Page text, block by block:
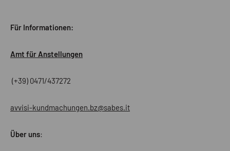
Für Informationen:
Amt für Anstellungen
(+39) 0471/437272
avvisi-kundmachungen.bz@sabes.it
Über uns: